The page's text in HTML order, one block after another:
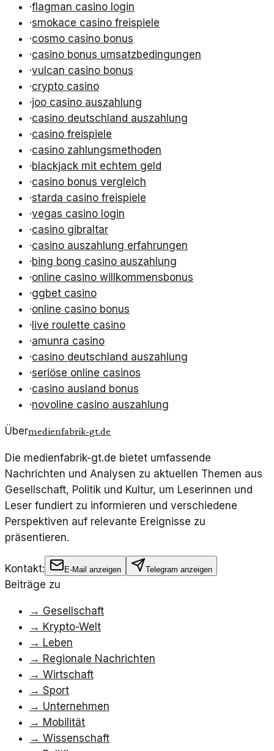
·flagman casino login
·smokace casino freispiele
·cosmo casino bonus
·casino bonus umsatzbedingungen
·vulcan casino bonus
·crypto casino
·joo casino auszahlung
·casino deutschland auszahlung
·casino freispiele
·casino zahlungsmethoden
·blackjack mit echtem geld
·casino bonus vergleich
·starda casino freispiele
·vegas casino login
·casino gibraltar
·casino auszahlung erfahrungen
·bing bong casino auszahlung
·online casino willkommensbonus
·ggbet casino
·online casino bonus
· live roulette casino
·amunra casino
·casino deutschland auszahlung
·seriöse online casinos
·casino ausland bonus
·novoline casino auszahlung
Übermedienfabrik-gt.de
Die medienfabrik-gt.de bietet umfassende
Nachrichten und Analysen zu aktuellen Themen aus
Gesellschaft, Politik und Kultur, um Leserinnen und
Leser fundiert zu informieren und verschiedene
Perspektiven auf relevante Ereignisse zu
präsentieren.
Kontakt: E-Mail anzeigen Telegram anzeigen
Beiträge zu
→ Gesellschaft
→ Krypto-Welt
→ Leben
→ Regionale Nachrichten
→ Wirtschaft
→ Sport
→ Unternehmen
→ Mobilität
→ Wissenschaft